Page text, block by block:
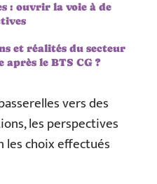
: ouvrir la voie à de
et réalités du secteur
après le BTS CG ?
vers des
les perspectives
choix effectués